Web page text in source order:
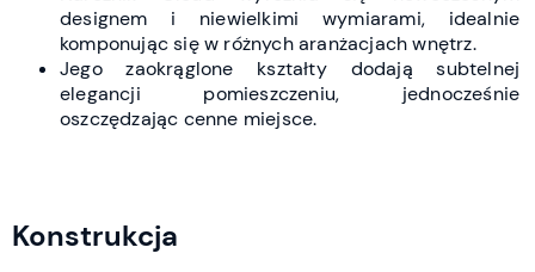
designem i niewielkimi wymiarami, idealnie
komponując się w różnych aranżacjach wnętrz.
Jego zaokrąglone kształty dodają subtelnej
elegancji pomieszczeniu, jednocześnie
oszczędzając cenne miejsce.
Konstrukcja